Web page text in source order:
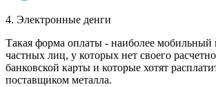
4. Электронные денги
Такая форма оплаты - наиболее мобильный
частных лиц, у которых нет своего
банковской карты и которые хотят
поставщиком металла.